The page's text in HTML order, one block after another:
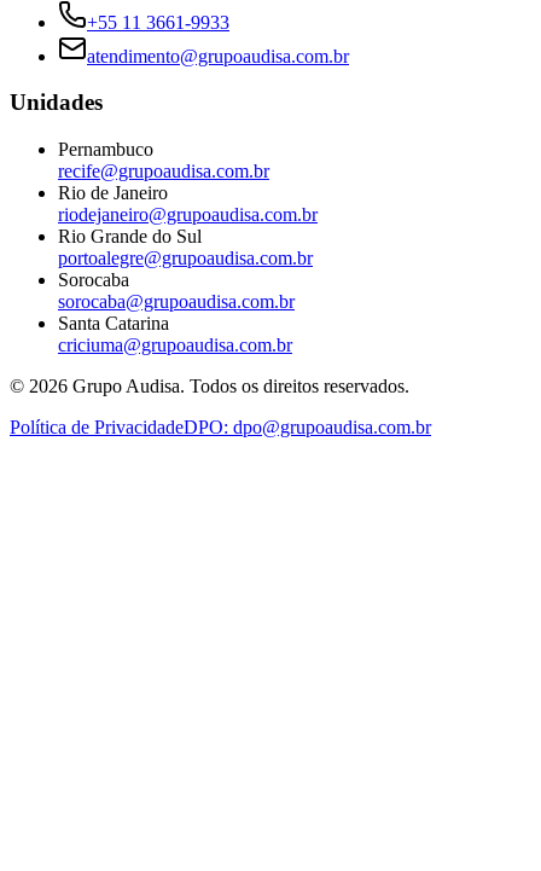
+55 11 3661-9933
atendimento@grupoaudisa.com.br
Unidades
Pernambuco
recife@grupoaudisa.com.br
Rio de Janeiro
riodejaneiro@grupoaudisa.com.br
Rio Grande do Sul
portoalegre@grupoaudisa.com.br
Sorocaba
sorocaba@grupoaudisa.com.br
Santa Catarina
criciuma@grupoaudisa.com.br
© 2026 Grupo Audisa. Todos os direitos reservados.
Política de PrivacidadeDPO: dpo@grupoaudisa.com.br